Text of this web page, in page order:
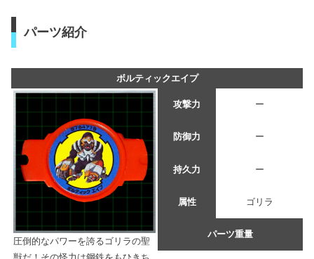
パーツ紹介
ボルティックエイプ
圧倒的なパワーを誇るゴリラの聖
攻撃力 ー
防御力 ー
持久力 ー
属性 ゴリラ
パーツ重量